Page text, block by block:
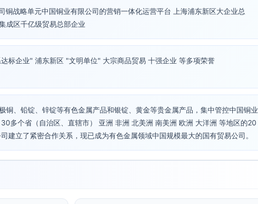
铜战略单元中国铜业有限公司的营销一体化运营平台 上海浦东新区大企业总
成区千亿级贸易总部企业
标企业" 浦东新区 "文明单位" 大宗商品贸易 十强企业 等多项荣誉
铜、铅锭、锌锭等有色金属产品和银锭、黄金等贵金属产品，集中管控中国铜业
多个省（自治区、直辖市） 亚洲 非洲 北美洲 南美洲 欧洲 大洋洲 等地区的20
建立了紧密合作关系，现已成为有色金属领域中国规模最大的国有贸易公司。